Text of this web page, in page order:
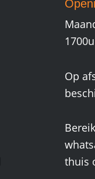
1700u
Op
thuis